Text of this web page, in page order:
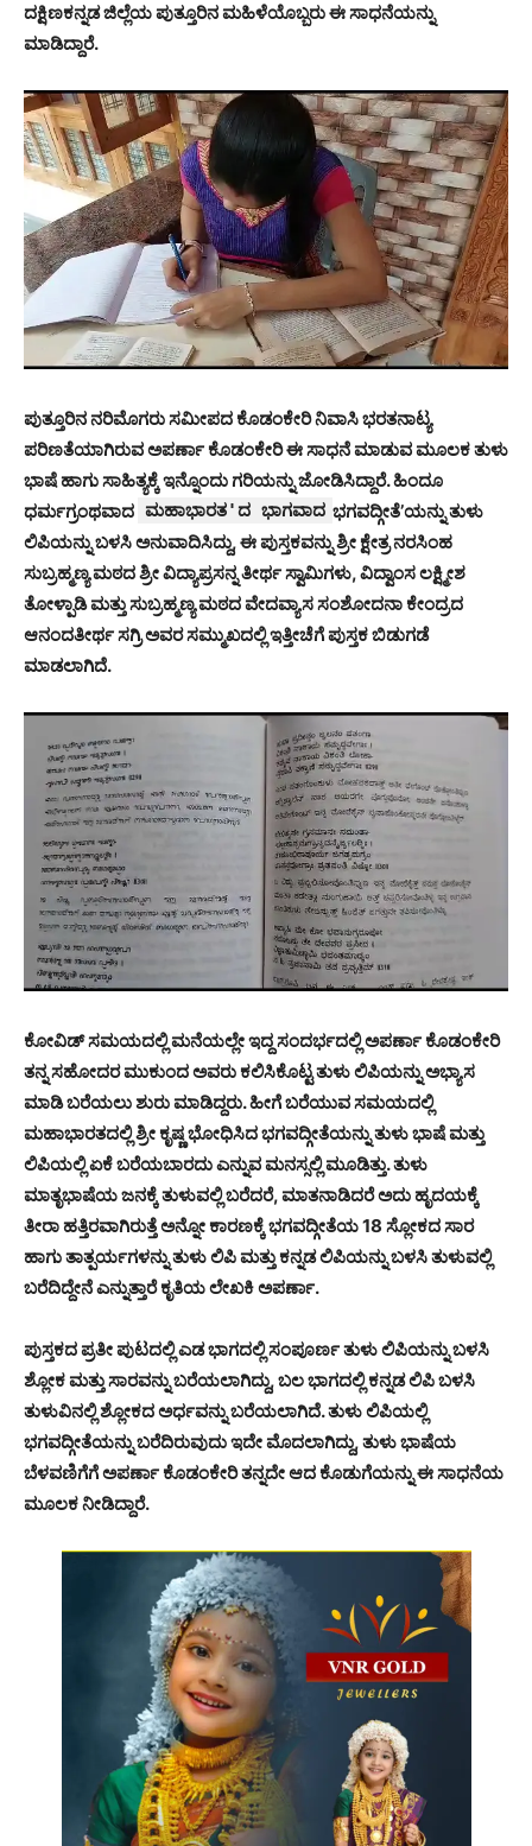
ದಕ್ಷಿಣಕನ್ನಡ ಜಿಲ್ಲೆಯ ಪುತ್ತೂರಿನ ಮಹಿಳೆಯೊಬ್ಬರು ಈ ಸಾಧನೆಯನ್ನು
ಮಾಡಿದ್ದಾರೆ.
ಪುತ್ತೂರಿನ ನರಿಮೊಗರು ಸಮೀಪದ ಕೊಡಂಕೇರಿ ನಿವಾಸಿ ಭರತನಾಟ್ಯ
ಪರಿಣತೆಯಾಗಿರುವ ಅಪರ್ಣಾ ಕೊಡಂಕೇರಿ ಈ ಸಾಧನೆ ಮಾಡುವ ಮೂಲಕ ತುಳು
ಭಾಷೆ ಹಾಗು ಸಾಹಿತ್ಯಕ್ಕೆ ಇನ್ನೊಂದು ಗರಿಯನ್ನು ಜೋಡಿಸಿದ್ದಾರೆ. ಹಿಂದೂ
ಧರ್ಮಗ್ರಂಥವಾದ ಮಹಾಭಾರತ'ದ ಭಾಗವಾದ ಭಗವದ್ಗೀತೆ’ಯನ್ನು ತುಳು
ಲಿಪಿಯನ್ನು ಬಳಸಿ ಅನುವಾದಿಸಿದ್ದು, ಈ ಪುಸ್ತಕವನ್ನು ಶ್ರೀ ಕ್ಷೇತ್ರ ನರಸಿಂಹ
ಸುಬ್ರಹ್ಮಣ್ಯ ಮಠದ ಶ್ರೀ ವಿದ್ಯಾಪ್ರಸನ್ನ ತೀರ್ಥ ಸ್ವಾಮಿಗಳು, ವಿದ್ವಾಂಸ ಲಕ್ಷ್ಮೀಶ
ತೋಳ್ಪಾಡಿ ಮತ್ತು ಸುಬ್ರಹ್ಮಣ್ಯ ಮಠದ ವೇದವ್ಯಾಸ ಸಂಶೋದನಾ ಕೇಂದ್ರದ
ಆನಂದತೀರ್ಥ ಸಗ್ರಿ ಅವರ ಸಮ್ಮುಖದಲ್ಲಿ ಇತ್ತೀಚೆಗೆ ಪುಸ್ತಕ ಬಿಡುಗಡೆ
ಮಾಡಲಾಗಿದೆ.
ಕೋವಿಡ್ ಸಮಯದಲ್ಲಿ ಮನೆಯಲ್ಲೇ ಇದ್ದ ಸಂದರ್ಭದಲ್ಲಿ ಅಪರ್ಣಾ ಕೊಡಂಕೇರಿ
ತನ್ನ ಸಹೋದರ ಮುಕುಂದ ಅವರು ಕಲಿಸಿಕೊಟ್ಟ ತುಳು ಲಿಪಿಯನ್ನು ಅಭ್ಯಾಸ
ಮಾಡಿ ಬರೆಯಲು ಶುರು ಮಾಡಿದ್ದರು. ಹೀಗೆ ಬರೆಯುವ ಸಮಯದಲ್ಲಿ
ಮಹಾಭಾರತದಲ್ಲಿ ಶ್ರೀ ಕೃಷ್ಣ ಭೋಧಿಸಿದ ಭಗವದ್ಗೀತೆಯನ್ನು ತುಳು ಭಾಷೆ ಮತ್ತು
ಲಿಪಿಯಲ್ಲಿ ಏಕೆ ಬರೆಯಬಾರದು ಎನ್ನುವ ಮನಸ್ಸಲ್ಲಿ ಮೂಡಿತ್ತು. ತುಳು
ಮಾತೃಭಾಷೆಯ ಜನಕ್ಕೆ ತುಳುವಲ್ಲಿ ಬರೆದರೆ, ಮಾತನಾಡಿದರೆ ಅದು ಹೃದಯಕ್ಕೆ
ತೀರಾ ಹತ್ತಿರವಾಗಿರುತ್ತೆ ಅನ್ನೋ ಕಾರಣಕ್ಕೆ ಭಗವದ್ಗೀತೆಯ 18 ಸ್ಲೋಕದ ಸಾರ
ಹಾಗು ತಾತ್ಪರ್ಯಗಳನ್ನು ತುಳು ಲಿಪಿ ಮತ್ತು ಕನ್ನಡ ಲಿಪಿಯನ್ನು ಬಳಸಿ ತುಳುವಲ್ಲಿ
ಬರೆದಿದ್ದೇನೆ ಎನ್ನುತ್ತಾರೆ ಕೃತಿಯ ಲೇಖಕಿ ಅಪರ್ಣಾ.
ಪುಸ್ತಕದ ಪ್ರತೀ ಪುಟದಲ್ಲಿ ಎಡ ಭಾಗದಲ್ಲಿ ಸಂಪೂರ್ಣ ತುಳು ಲಿಪಿಯನ್ನು ಬಳಸಿ
ಶ್ಲೋಕ ಮತ್ತು ಸಾರವನ್ನು ಬರೆಯಲಾಗಿದ್ದು, ಬಲ ಭಾಗದಲ್ಲಿ ಕನ್ನಡ ಲಿಪಿ ಬಳಸಿ
ತುಳುವಿನಲ್ಲಿ ಶ್ಲೋಕದ ಅರ್ಧವನ್ನು ಬರೆಯಲಾಗಿದೆ. ತುಳು ಲಿಪಿಯಲ್ಲಿ
ಭಗವದ್ಗೀತೆಯನ್ನು ಬರೆದಿರುವುದು ಇದೇ ಮೊದಲಾಗಿದ್ದು, ತುಳು ಭಾಷೆಯ
ಬೆಳವಣಿಗೆಗೆ ಅಪರ್ಣಾ ಕೊಡಂಕೇರಿ ತನ್ನದೇ ಆದ ಕೊಡುಗೆಯನ್ನು ಈ ಸಾಧನೆಯ
ಮೂಲಕ ನೀಡಿದ್ದಾರೆ.